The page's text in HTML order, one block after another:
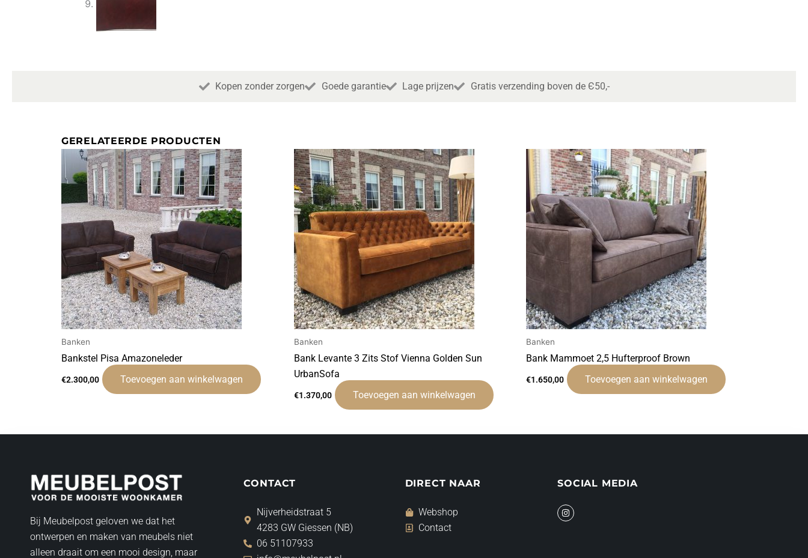
Kopen zonder zorgen Goede garantie Lage prijzen Gratis verzending boven de Є50,-
GERELATEERDE PRODUCTEN
Banken
Bankstel Pisa Amazoneleder
€2.300,00 Toevoegen aan winkelwagen
Banken
Bank Levante 3 Zits Stof Vienna Golden Sun
UrbanSofa
€1.370,00 Toevoegen aan winkelwagen
Banken
Bank Mammoet 2,5 Hufterproof Brown
€1.650,00 Toevoegen aan winkelwagen
Bij Meubelpost geloven we dat het
ontwerpen en maken van meubels niet
alleen draait om een mooi design, maar
CONTACT
Nijverheidstraat 5
4283 GW Giessen (NB)
06 51107933
DIRECT NAAR
Webshop
Contact
SOCIAL MEDIA
I
n
s